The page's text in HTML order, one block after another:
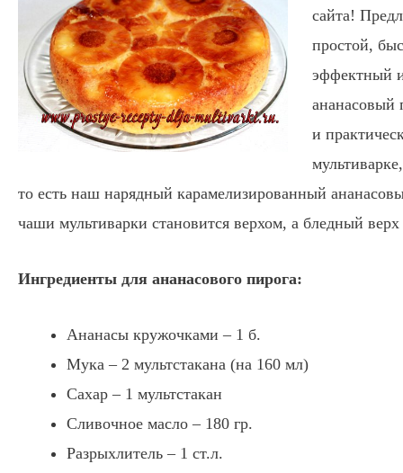
сайта!
простой,
эффектный
ананасовый
и
то есть наш нарядный карамелизированный
чаши мультиварки становится верхом, а бледный
Ингредиенты для ананасового пирога:
Ананасы кружочками – 1 б.
Мука – 2 мультстакана (на 160 мл)
Сахар – 1 мультстакан
Сливочное масло – 180 гр.
Разрыхлитель – 1 ст.л.